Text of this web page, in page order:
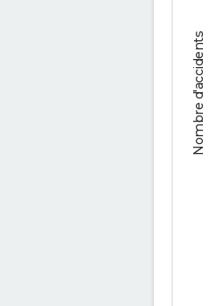
Nombre d'accidents